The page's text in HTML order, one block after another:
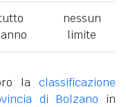
nessun
limite
la classificazione
di Bolzano in